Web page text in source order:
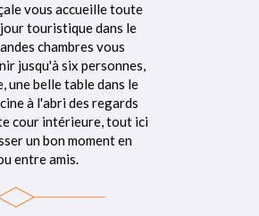
vous accueille toute
touristique dans le
chambres vous
jusqu'à six personnes,
une belle table dans le
à l'abri des regards
cour intérieure, tout ici
un bon moment en
entre amis.